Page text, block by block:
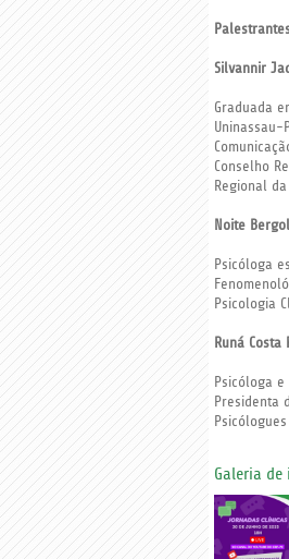
Silvannir
Graduada
Uninassau-
Conselho
Regional
Noite
Psicóloga
Psicologia
Runá
Psicóloga
Presidenta
Galeria de